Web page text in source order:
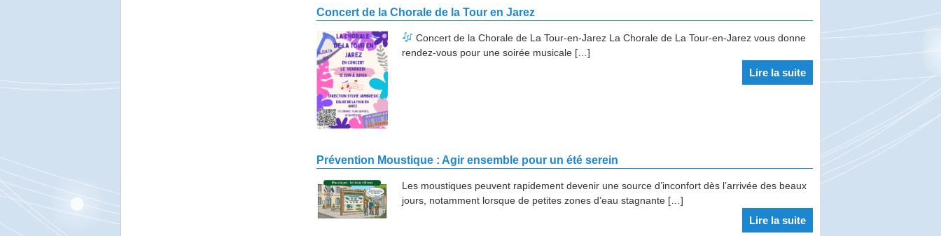
Concert de la Chorale de la Tour en Jarez
Concert de la Chorale de La Tour-en-Jarez La Chorale de La Tour-en-Jarez vous donne
rendez-vous pour une soirée musicale […]
Lire la suite
Prévention Moustique : Agir ensemble pour un été serein
Les moustiques peuvent rapidement devenir une source d’inconfort dès l’arrivée des beaux
jours, notamment lorsque de petites zones d’eau stagnante […]
Lire la suite